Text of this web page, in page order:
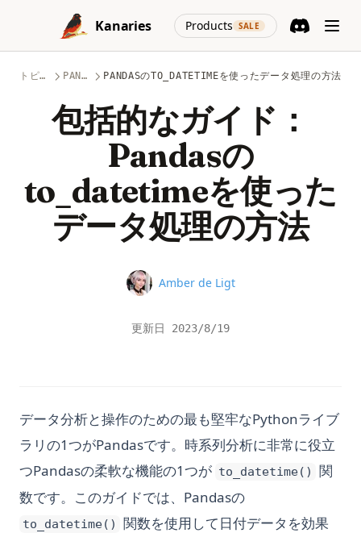
Skip to content
Kanaries
Products SALE
(opens in a
トピック PANDAS PANDASのTO_DATETIMEを使ったデータ処理の方法
包括的なガイド：
Pandasの
to_datetimeを使った
データ処理の方法
Name
Amber de Ligt
更新日 2023/8/19
データ分析と操作のための最も堅牢なPythonライブ
ラリの1つがPandasです。時系列分析に非常に役立
つPandasの柔軟な機能の1つが to_datetime()
関
数です。このガイドでは、Pandasの
to_datetime()
関数を使用して日付データを効果